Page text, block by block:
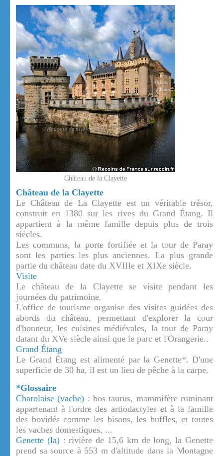
Château de la Clayette
Château de la Clayette
Le Château de La Clayette est un véritable trésor,
construit en 1380 sur les rives du Grand Étang. Il
appartient à la même famille depuis plus de trois
siècles.
Les communs, la porte fortifiée et la tour de Paray
sont les parties les plus anciennes. La plus grande
partie du château date du XVIIIe et XIXe siècle.
Visite
Le château de la Clayette se visite pendant les
journées du patrimoine.
L'office de tourisme organise des visites guidées des
abords du château, permettant d'explorer la cour
d'honneur, les cuisines médiévales, la tour de Paray
datant du XVe siècle ainsi que le parc et l'Orangerie..
Grand Étang
Le Grand Étang est alimenté par la Genette*. D'une
superficie de 30 ha, il est un lieu de pêche à la carpe.
*Glossaire
Charolaise (vache) : bos taurus, mammifère ruminant
appartenant à l'ordre des artiodactyles et à la famille
des bovidés comme les bisons, les buffles, et toutes
les vaches domestiques, ...
Genette (la): rivière de 15,6 km de long, la Genette
prend sa source à 553 m d'altitude dans la Montagne